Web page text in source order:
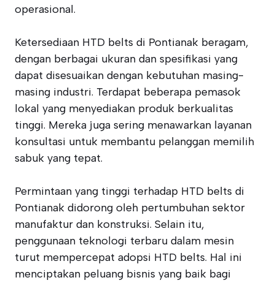
operasional.
Ketersediaan HTD belts di Pontianak beragam,
dengan berbagai ukuran dan spesifikasi yang
dapat disesuaikan dengan kebutuhan masing-
masing industri. Terdapat beberapa pemasok
lokal yang menyediakan produk berkualitas
tinggi. Mereka juga sering menawarkan layanan
konsultasi untuk membantu pelanggan memilih
sabuk yang tepat.
Permintaan yang tinggi terhadap HTD belts di
Pontianak didorong oleh pertumbuhan sektor
manufaktur dan konstruksi. Selain itu,
penggunaan teknologi terbaru dalam mesin
turut mempercepat adopsi HTD belts. Hal ini
menciptakan peluang bisnis yang baik bagi